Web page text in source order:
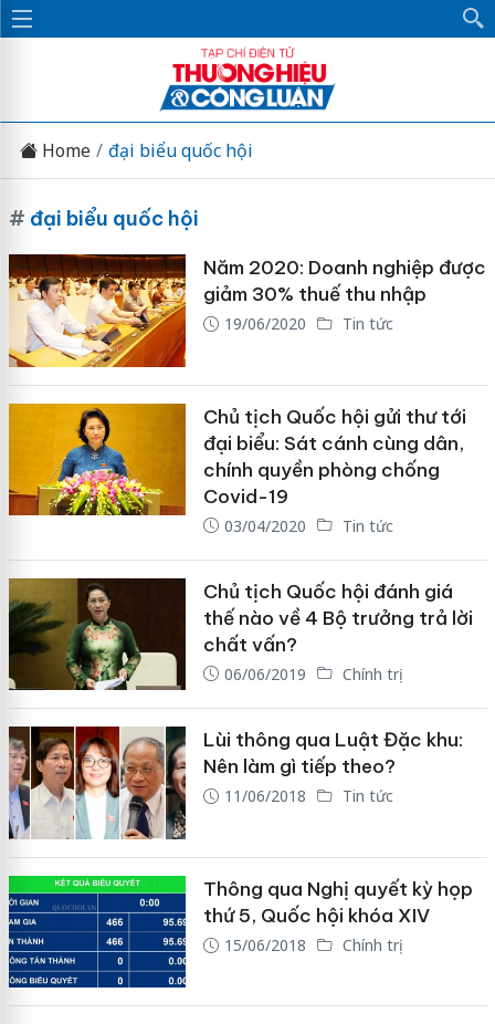
Home đại biểu quốc hội
# đại biểu quốc hội
Năm 2020: Doanh nghiệp được
giảm 30% thuế thu nhập
19/06/2020 Tin tức
Chủ tịch Quốc hội gửi thư tới
đại biểu: Sát cánh cùng dân,
chính quyền phòng chống
Covid-19
03/04/2020 Tin tức
Chủ tịch Quốc hội đánh giá
thế nào về 4 Bộ trưởng trả lời
chất vấn?
06/06/2019 Chính trị
Lùi thông qua Luật Đặc khu:
Nên làm gì tiếp theo?
11/06/2018 Tin tức
Thông qua Nghị quyết kỳ họp
thứ 5, Quốc hội khóa XIV
15/06/2018 Chính trị